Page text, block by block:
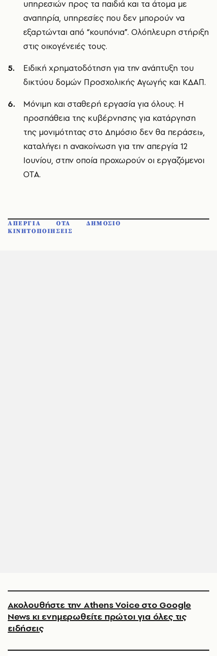
υπηρεσιών προς τα παιδιά και τα άτομα με
αναπηρία, υπηρεσίες που δεν μπορούν να
εξαρτώνται από “κουπόνια”. Ολόπλευρη στήριξη
στις οικογένειές τους.
Ειδική χρηματοδότηση για την ανάπτυξη του
δικτύου δομών Προσχολικής Αγωγής και ΚΔΑΠ.
Μόνιμη και σταθερή εργασία για όλους. Η
προσπάθεια της κυβέρνησης για κατάργηση
της μονιμότητας στο Δημόσιο δεν θα περάσει»,
καταλήγει η ανακοίνωση για την απεργία 12
Ιουνίου, στην οποία προχωρούν οι εργαζόμενοι
ΟΤΑ.
ΑΠΕΡΓΙΑ ΟΤΑ
ΔΗΜΟΣΙΟ
ΚΙΝΗΤΟΠΟΙΗΣΕΙΣ
Ακολουθήστε την Athens Voice στο Google
News κι ενημερωθείτε πρώτοι για όλες τις
ειδήσεις